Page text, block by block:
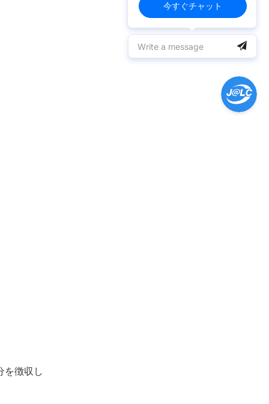
を徴収し
今すぐチャット